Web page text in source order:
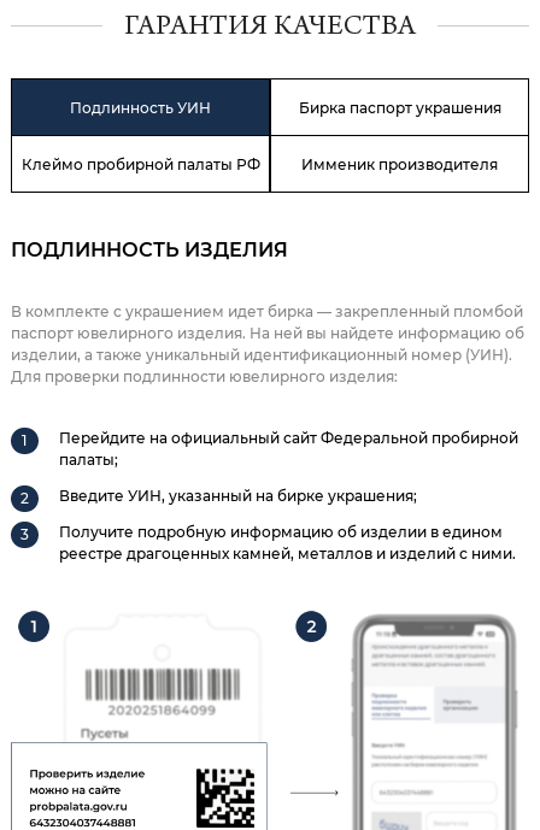
ГАРАНТИЯ КАЧЕСТВА
Подлинность УИН Бирка паспорт украшения
Клеймо пробирной палаты РФ Имменик производителя
ПОДЛИННОСТЬ ИЗДЕЛИЯ
В комплекте с украшением идет бирка — закрепленный пломбой
паспорт ювелирного изделия. На ней вы найдете информацию об
изделии, а также уникальный идентификационный номер (УИН).
Для проверки подлинности ювелирного изделия:
Перейдите на официальный сайт Федеральной пробирной
палаты;
Введите УИН, указанный на бирке украшения;
Получите подробную информацию об изделии в едином
реестре драгоценных камней, металлов и изделий с ними.